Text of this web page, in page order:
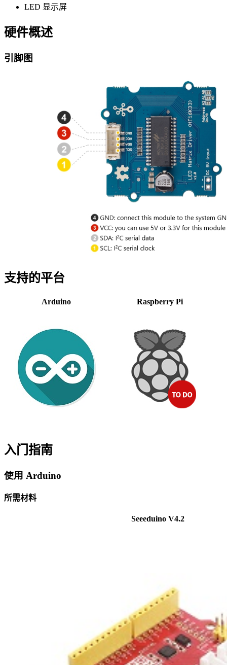
LED 显示屏
硬件概述
引脚图
支持的平台
Arduino Raspberry Pi
入门指南
使用 Arduino
所需材料
Seeeduino V4.2